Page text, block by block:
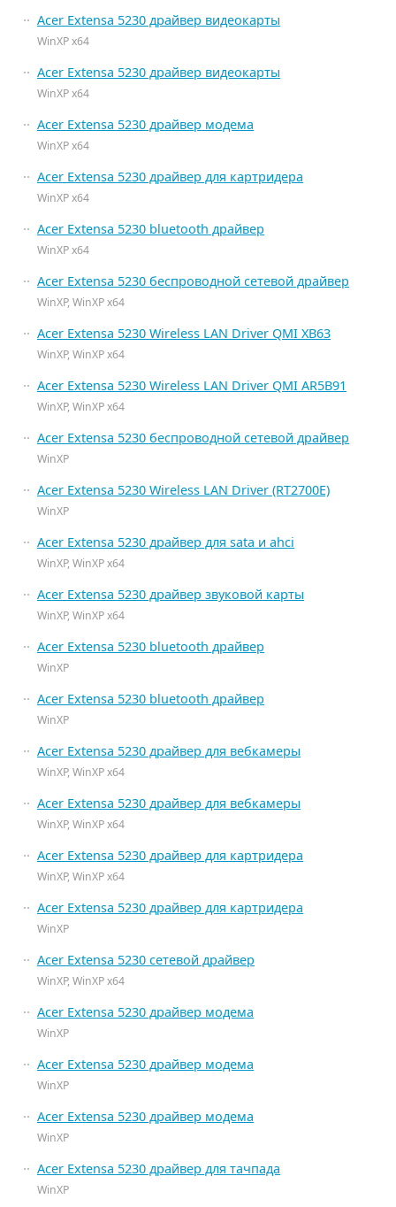
Acer Extensa 5230 драйвер видеокарты
WinXP x64
Acer Extensa 5230 драйвер видеокарты
WinXP x64
Acer Extensa 5230 драйвер модема
WinXP x64
Acer Extensa 5230 драйвер для картридера
WinXP x64
Acer Extensa 5230 bluetooth драйвер
WinXP x64
Acer Extensa 5230 беспроводной сетевой драйвер
WinXP, WinXP x64
Acer Extensa 5230 Wireless LAN Driver QMI XB63
WinXP, WinXP x64
Acer Extensa 5230 Wireless LAN Driver QMI AR5B91
WinXP, WinXP x64
Acer Extensa 5230 беспроводной сетевой драйвер
WinXP
Acer Extensa 5230 Wireless LAN Driver (RT2700E)
WinXP
Acer Extensa 5230 драйвер для sata и ahci
WinXP, WinXP x64
Acer Extensa 5230 драйвер звуковой карты
WinXP, WinXP x64
Acer Extensa 5230 bluetooth драйвер
WinXP
Acer Extensa 5230 bluetooth драйвер
WinXP
Acer Extensa 5230 драйвер для вебкамеры
WinXP, WinXP x64
Acer Extensa 5230 драйвер для вебкамеры
WinXP, WinXP x64
Acer Extensa 5230 драйвер для картридера
WinXP, WinXP x64
Acer Extensa 5230 драйвер для картридера
WinXP
Acer Extensa 5230 сетевой драйвер
WinXP, WinXP x64
Acer Extensa 5230 драйвер модема
WinXP
Acer Extensa 5230 драйвер модема
WinXP
Acer Extensa 5230 драйвер модема
WinXP
Acer Extensa 5230 драйвер для тачпада
WinXP